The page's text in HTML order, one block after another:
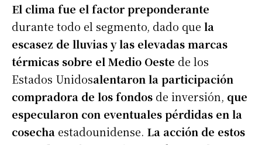
El clima fue el factor preponderante
durante todo el segmento, dado que la
escasez de lluvias y las elevadas marcas
térmicas sobre el Medio Oeste de los
Estados Unidosalentaron la participación
compradora de los fondos de inversión, que
especularon con eventuales pérdidas en la
cosecha estadounidense. La acción de estos